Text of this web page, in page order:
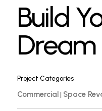
Build
Dream
Project Categories
Commercial | Space